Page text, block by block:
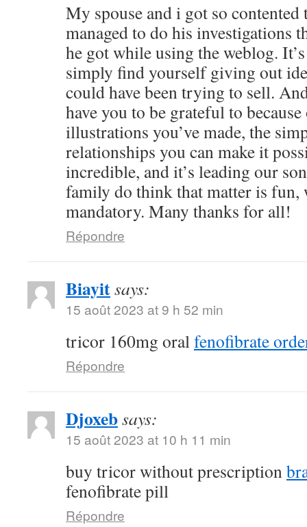
My spouse and i got so contented
managed to do his investigations
he got while using the weblog.
simply find yourself giving out
could have been trying to sell.
have you to be grateful to
illustrations you’ve made, the
relationships you can make it
incredible, and it’s leading our
family do think that matter is
mandatory. Many thanks for all!
Répondre
Biayitsays:
15 août 2023 at 9 h 52 min
tricor 160mg oralfenofibrate
Répondre
Djoxebsays:
15 août 2023 at 10 h 11 min
buy tricor without prescription
fenofibrate pill
Répondre